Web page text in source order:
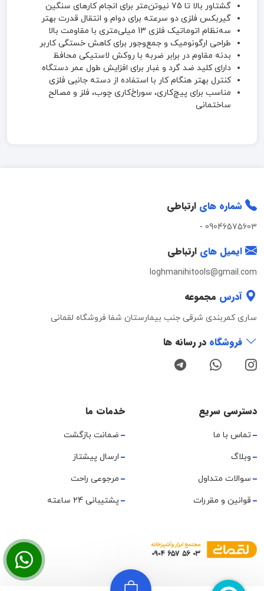
گشتاور بالا تا 75 نیوتن‌متر برای انجام کارهای سنگین
گیربکس فلزی دو سرعته برای دوام و انتقال قدرت بهتر
سه‌نظام اتوماتیک فلزی 13 میلی‌متری با مقاومت بالا
طراحی ارگونومیک و جمع‌وجور برای کاهش خستگی کاربر
بدنه مقاوم در برابر ضربه با روکش لاستیکی محافظ
دارای کلید ضد گرد و غبار برای افزایش طول عمر دستگاه
کنترل بهتر هنگام کار با استفاده از دسته جانبی فلزی
مناسب برای پیچ‌کاری، سوراخ‌کاری چوب، فلز و مصالح
ساختمانی
شماره های ارتباطی
09046575603
-
ایمیل های ارتباطی
loghmanihitools@gmail.com
آدرس مجموعه
ساری کمربندی شرقی جنب بیمارستان شفا فروشگاه لقمانی
فروشگاه در رسانه ها
دسترسی سریع
تماس با ما
وبلاگ
سوالات متداول
قوانین و مقررات
خدمات ما
ضمانت بازگشت
ارسال پیشتاز
مرجوعی راحت
پشتیبانی 24 ساعته